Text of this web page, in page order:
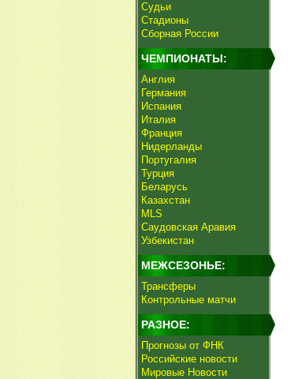
Судьи
Стадионы
Сборная России
ЧЕМПИОНАТЫ:
Англия
Германия
Испания
Италия
Франция
Нидерланды
Португалия
Турция
Беларусь
Казахстан
MLS
Саудовская Аравия
Узбекистан
МЕЖСЕЗОНЬЕ:
Трансферы
Контрольные матчи
РАЗНОЕ:
Прогнозы от ФНК
Российские новости
Мировые Новости